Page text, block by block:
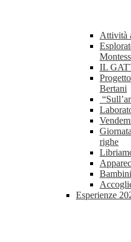
Attività
IL
Bertani
righe
Esperienze